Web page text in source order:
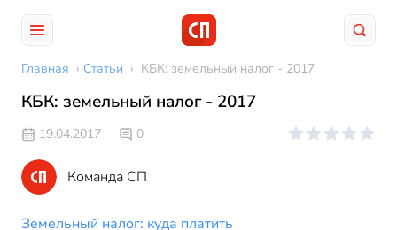
Главная › Статьи › КБК: земельный налог - 2017
КБК: земельный налог - 2017
19.04.2017 0
Команда СП
Земельный налог: куда платить